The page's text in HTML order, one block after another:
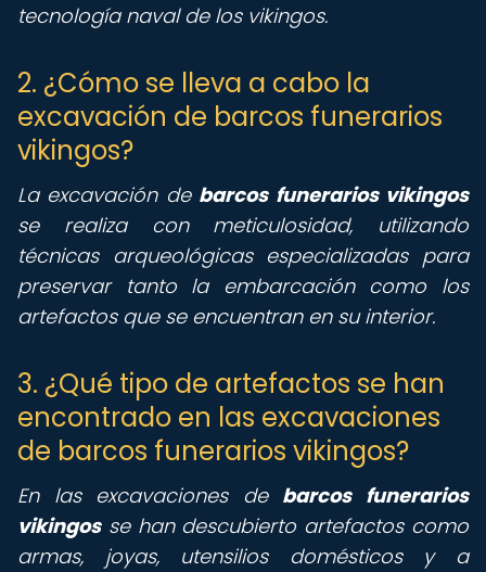
tecnología naval de los vikingos.
2. ¿Cómo se lleva a cabo la
excavación de barcos funerarios
vikingos?
La excavación de barcos funerarios vikingos
se realiza con meticulosidad, utilizando
técnicas arqueológicas especializadas para
preservar tanto la embarcación como los
artefactos que se encuentran en su interior.
3. ¿Qué tipo de artefactos se han
encontrado en las excavaciones
de barcos funerarios vikingos?
En las excavaciones de barcos funerarios
vikingosse han descubierto artefactos como
armas, joyas, utensilios domésticos y a